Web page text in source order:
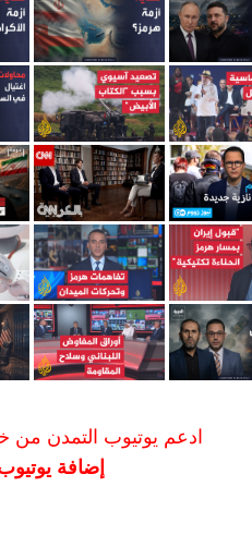
ادعم يوتيوب التمدن من
إضافة